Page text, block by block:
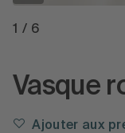
1 / 6
Vasque
Ajouter aux